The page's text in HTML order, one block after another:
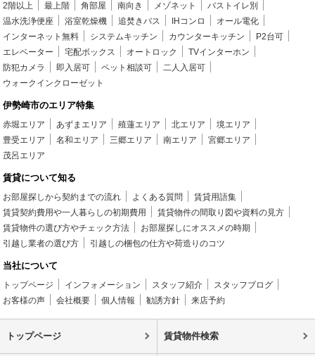
2階以上 最上階 角部屋 南向き メゾネット
バストイレ別
温水洗浄便座
浴室乾燥機 追焚きバス IHコンロ
オール電化
インターネット無料
システムキッチン カウンターキッチン
P2台可
エレベーター
宅配ボックス オートロック
TVインターホン
防犯カメラ
即入居可 ペット相談可
二人入居可
ウォークインクローゼット
伊勢崎市のエリア特集
赤堀エリア あずまエリア 殖蓮エリア 北エリア
境エリア
豊受エリア
名和エリア 三郷エリア 南エリア
宮郷エリア
茂呂エリア
賃貸について知る
お部屋探しから契約までの流れ よくある質問
賃貸用語集
賃貸契約費用や一人暮らしの初期費用
賃貸物件の間取り図や資料の見方
賃貸物件の選び方やチェック方法
お部屋探しにオススメの時期
引越し業者の選び方
引越しの梱包の仕方や荷造りのコツ
当社について
トップページ インフォメーション スタッフ紹介
スタッフブログ
お客様の声
会社概要 個人情報 勧誘方針 来店予約
トップページ 賃貸物件検索